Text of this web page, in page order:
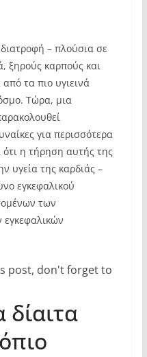
– πλούσια σε
ξηρούς καρπούς και
τα πιο υγιεινά
Τώρα, μια
για περισσότερα
ότι η τήρηση αυτής της
υγεία της καρδιάς –
εγκεφαλικού
των
post, don't forget to